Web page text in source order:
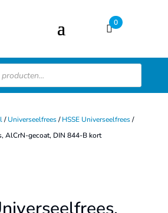
0
/Universeelfrees/HSSE Universeelfrees/
AlCrN-gecoat, DIN 844-B kort